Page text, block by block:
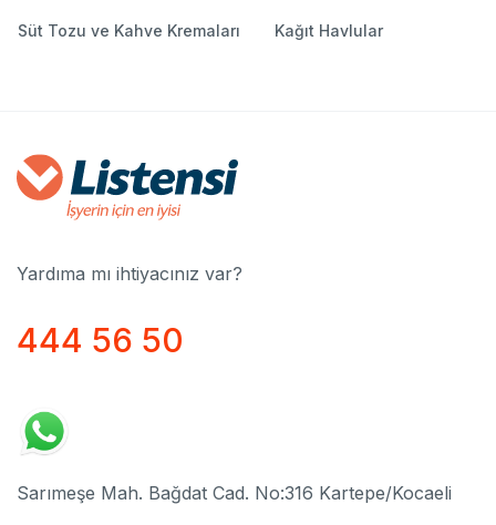
Süt Tozu ve Kahve Kremaları Kağıt Havlular
Yardıma mı ihtiyacınız var?
444 56 50
Sarımeşe Mah. Bağdat Cad. No:316 Kartepe/Kocaeli